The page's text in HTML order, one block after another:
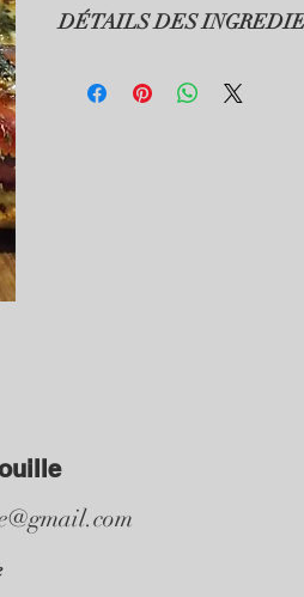
DÉTAILS DES